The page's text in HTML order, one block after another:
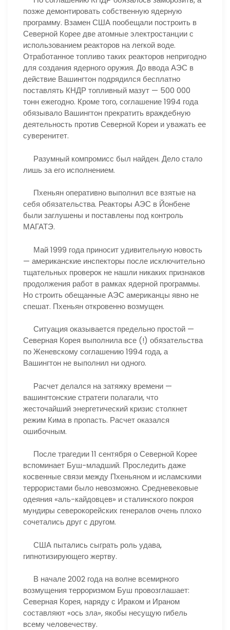
позже демонтировать собственную ядерную
программу. Взамен США пообещали построить в
Северной Корее две атомные электростанции с
использованием реакторов на легкой воде.
Отработанное топливо таких реакторов непригодно
для создания ядерного оружия. До ввода АЭС в
действие Вашингтон подрядился бесплатно
поставлять КНДР топливный мазут — 500 000
тонн ежегодно. Кроме того, соглашение 1994 года
обязывало Вашингтон прекратить враждебную
деятельность против Северной Кореи и уважать ее
суверенитет.
Разумный компромисс был найден. Дело стало
лишь за его исполнением.
Пхеньян оперативно выполнил все взятые на
себя обязательства. Реакторы АЭС в Йонбене
были заглушены и поставлены под контроль
МАГАТЭ.
Май 1999 года приносит удивительную новость
— американские инспекторы после исключительно
тщательных проверок не нашли никаких признаков
продолжения работ в рамках ядерной программы.
Но строить обещанные АЭС американцы явно не
спешат. Пхеньян откровенно возмущен.
Ситуация оказывается предельно простой —
Северная Корея выполнила все (!) обязательства
по Женевскому соглашению 1994 года, а
Вашингтон не выполнил ни одного.
Расчет делался на затяжку времени —
вашингтонские стратеги полагали, что
жесточайший энергетический кризис столкнет
режим Кима в пропасть. Расчет оказался
ошибочным.
После трагедии 11 сентября о Северной Корее
вспоминает Буш-младший. Проследить даже
косвенные связи между Пхеньяном и исламскими
террористами было невозможно. Средневековые
одеяния «аль-кайдовцев» и сталинского покроя
мундиры северокорейских генералов очень плохо
сочетались друг с другом.
США пытались сыграть роль удава,
гипнотизирующего жертву.
В начале 2002 года на волне всемирного
возмущения терроризмом Буш провозглашает:
Северная Корея, наряду с Ираком и Ираном
составляют «ось зла», якобы несущую гибель
всему человечеству.